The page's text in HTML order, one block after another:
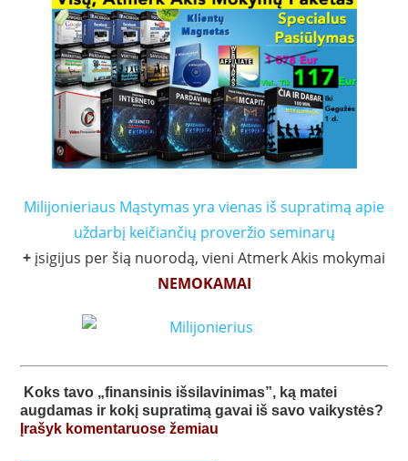
Milijonieriaus Mąstymas yra vienas iš supratimą apie
uždarbį keičiančių proveržio seminarų
+ įsigijus per šią nuorodą, vieni Atmerk Akis mokymai
NEMOKAMAI
Koks tavo „finansinis išsilavinimas”, ką matei
augdamas ir kokį supratimą gavai iš savo vaikystės?
Įrašyk komentaruose žemiau